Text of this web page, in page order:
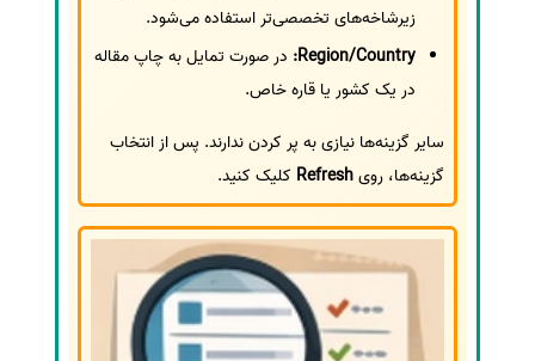
زیرشاخه‌های تخصصی‌تر استفاده می‌شود.
Region/Country: در صورت تمایل به چاپ مقاله
در یک کشور یا قاره خاص.
سایر گزینه‌ها نیازی به پر کردن ندارند. پس از انتخاب
گزینه‌ها، رویRefresh کلیک کنید.